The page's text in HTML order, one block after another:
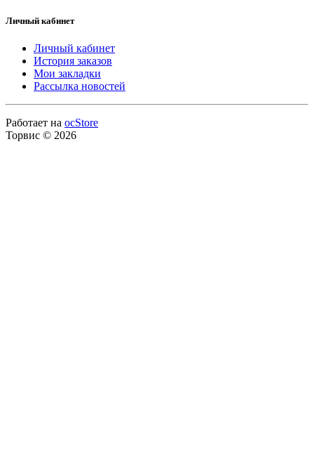
Личный кабинет
Личный кабинет
История заказов
Мои закладки
Рассылка новостей
Работает на ocStore
Торвис © 2026